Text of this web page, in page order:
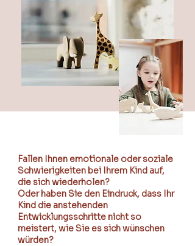
Fallen Ihnen emotionale oder soziale
Schwierigkeiten bei Ihrem Kind auf,
die sich wiederholen?
Oder haben Sie den Eindruck, dass Ihr
Kind die anstehenden
Entwicklungsschritte nicht so
meistert, wie Sie es sich wünschen
würden?